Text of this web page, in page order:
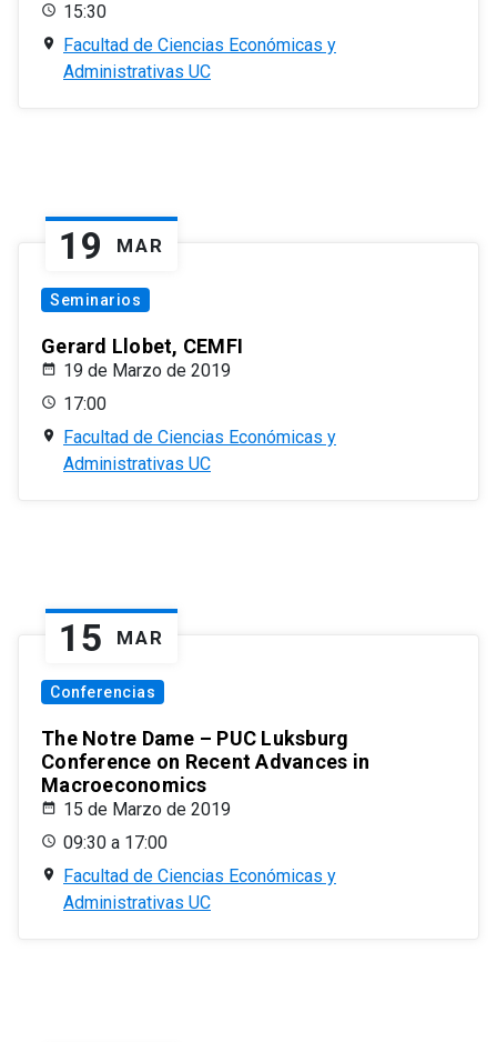
15:30
Facultad de Ciencias Económicas y
Administrativas UC
19 MAR
Seminarios
Gerard Llobet, CEMFI
19 de Marzo de 2019
17:00
Facultad de Ciencias Económicas y
Administrativas UC
15 MAR
Conferencias
The Notre Dame – PUC Luksburg
Conference on Recent Advances in
Macroeconomics
15 de Marzo de 2019
09:30 a 17:00
Facultad de Ciencias Económicas y
Administrativas UC